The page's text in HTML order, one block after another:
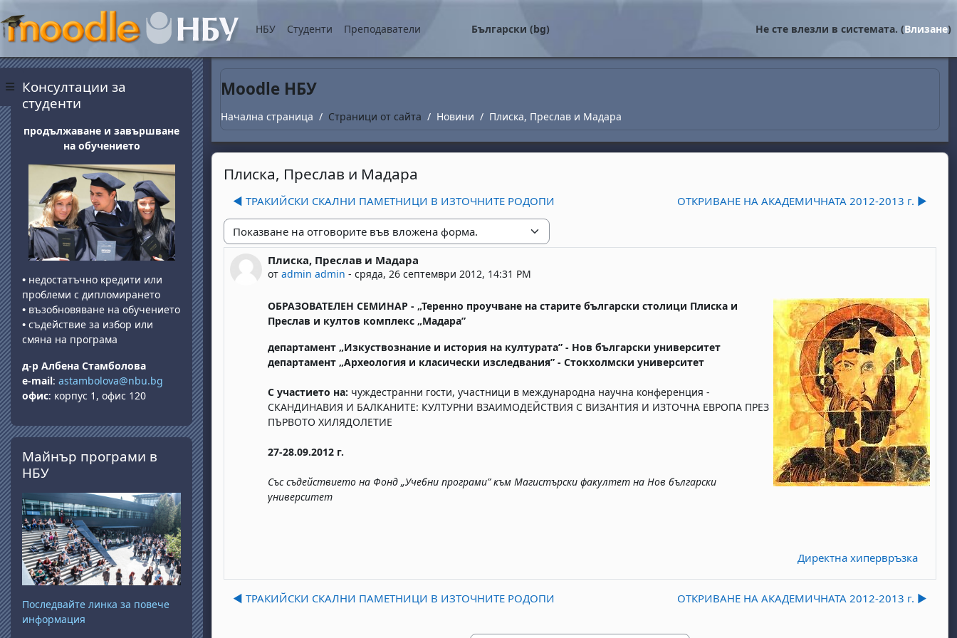
Прескочи на основното съдържание
Страничен панел
НБУ Студенти Преподаватели Български ‎(bg)‎ Не сте влезли в системата. (Влизане)
Moodle НБУ
Начална страница Страници от сайта Новини Плиска, Преслав и Мадара
Плиска, Преслав и Мадара
◀︎ ТРАКИЙСКИ СКАЛНИ ПАМЕТНИЦИ В ИЗТОЧНИТЕ РОДОПИ ОТКРИВАНЕ НА АКАДЕМИЧНАТА 2012-2013 г. ▶︎
Начин на показване
Плиска, Преслав и Мадара
от admin admin - сряда, 26 септември 2012, 14:31 PM
Number of replies: 0
ОБРАЗОВАТЕЛЕН СЕМИНАР - „Теренно проучване на старите български столици Плиска и
Преслав и култов комплекс „Мадара”
департамент „Изкуствознание и история на културата” - Нов български университет
департамент „Археология и класически изследвания” - Стокхолмски университет
С участието на: чуждестранни гости, участници в международна научна конференция -
СКАНДИНАВИЯ И БАЛКАНИТЕ: КУЛТУРНИ ВЗАИМОДЕЙСТВИЯ С ВИЗАНТИЯ И ИЗТОЧНА ЕВРОПА ПРЕЗ
ПЪРВОТО ХИЛЯДОЛЕТИЕ
27-28.09.2012 г.
Със съдействието на Фонд „Учебни програми” към Магистърски факултет на Нов български
университет
Директна хипервръзка
◀︎ ТРАКИЙСКИ СКАЛНИ ПАМЕТНИЦИ В ИЗТОЧНИТЕ РОДОПИ ОТКРИВАНЕ НА АКАДЕМИЧНАТА 2012-2013 г. ▶︎
Блокове
Консултации за
студенти
продължаване и завършване
на обучението
• недостатъчно кредити или
проблеми с дипломирането
• възобновяване на обучението
• съдействие за избор или
смяна на програма
д-р Албена Стамболова
e-mail: astambolova@nbu.bg
офис: корпус 1, офис 120
Прескочи Майнър програми в НБУ
Майнър програми в
НБУ
Последвайте линка за повече
информация